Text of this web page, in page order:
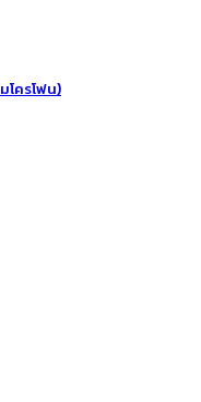
โครโฟน)